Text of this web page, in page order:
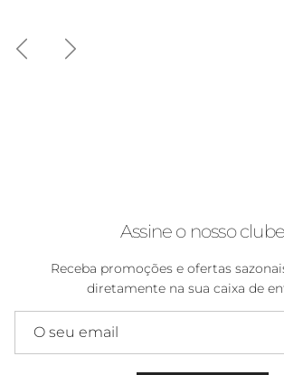
AnteriorSeguinte
Assine o nosso clube
Receba promoções e ofertas
diretamente na sua caixa de